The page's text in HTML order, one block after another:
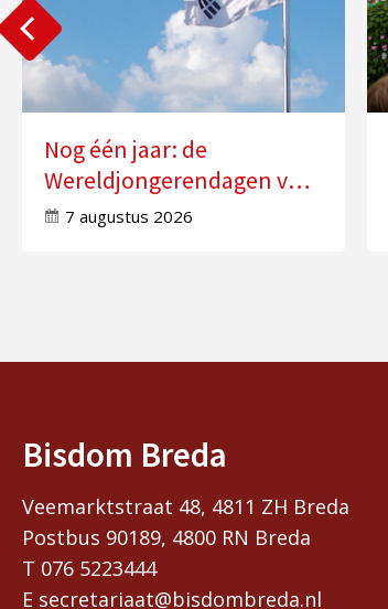
Nog één jaar: de
Wereldjongerendagen van
2027 in Seoul
7 augustus 2026
Bisdom Breda
Veemarktstraat 48, 4811 ZH Breda
Postbus 90189, 4800 RN Breda
T 076 5223444
E secretariaat@bisdombreda.nl